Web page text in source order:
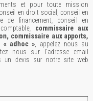
et pour toute mission
en droit social, conseil en
de financement, conseil en
commissaire aux
commissaire aux apports,
« adhoc » , appelez nous au
nous sur l'adresse email
un devis sur notre site web